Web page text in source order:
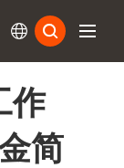
作
简